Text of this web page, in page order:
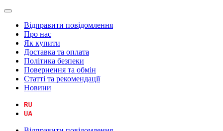
Відправити повідомлення
Про нас
Як купити
Доставка та оплата
Політика безпеки
Повернення та обмін
Статті та рекомендації
Новини